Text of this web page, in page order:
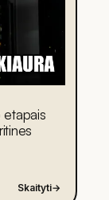
etapais
Skaityti→